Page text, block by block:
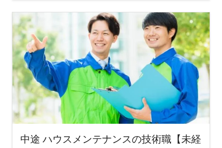
中途 ハウスメンテナンスの技術職【未経